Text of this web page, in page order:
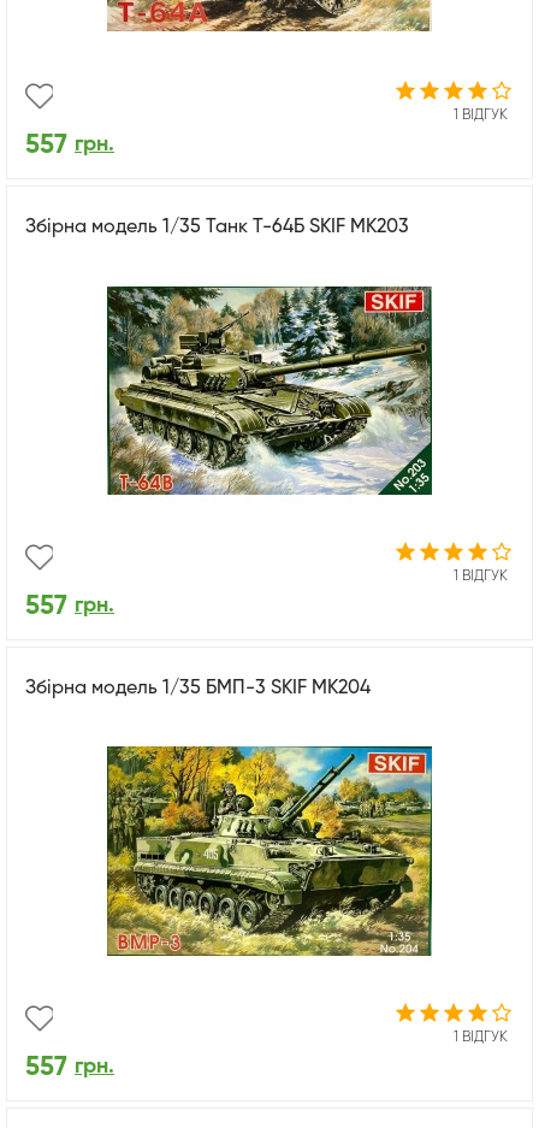
1 ВІДГУК
557 грн.
Збірна модель 1/35 Танк Т-64Б SKIF MK203
1 ВІДГУК
557 грн.
Збірна модель 1/35 БМП-3 SKIF MK204
1 ВІДГУК
557 грн.